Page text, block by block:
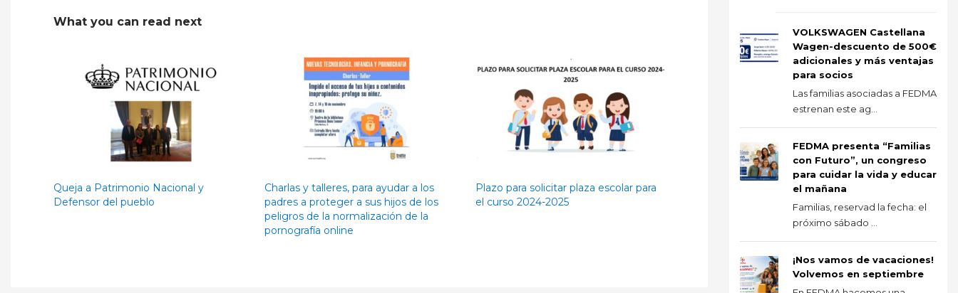
What you can read next
Queja a Patrimonio Nacional y
Defensor del pueblo
Charlas y talleres, para ayudar a los
padres a proteger a sus hijos de los
peligros de la normalización de la
pornografía online
Plazo para solicitar plaza escolar para
el curso 2024-2025
VOLKSWAGEN Castellana
Wagen-descuento de 500€
adicionales y más ventajas
para socios
Las familias asociadas a FEDMA
estrenan este ag...
FEDMA presenta “Familias
con Futuro”, un congreso
para cuidar la vida y educar
el mañana
Familias, reservad la fecha: el
próximo sábado ...
¡Nos vamos de vacaciones!
Volvemos en septiembre